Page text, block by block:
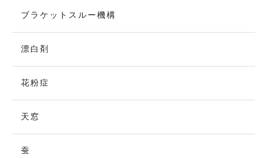
ブラケットスルー機構
漂白剤
花粉症
天窓
蚕